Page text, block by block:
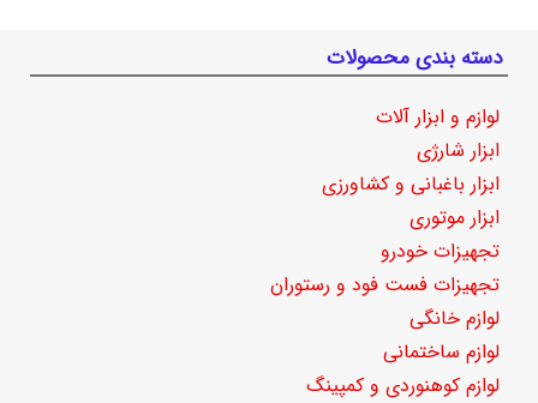
دسته بندی محصولات
لوازم و ابزار آلات
ابزار شارژی
ابزار باغبانی و کشاورزی
ابزار موتوری
تجهیزات خودرو
تجهیزات فست فود و رستوران
لوازم خانگی
لوازم ساختمانی
لوازم کوهنوردی و کمپینگ